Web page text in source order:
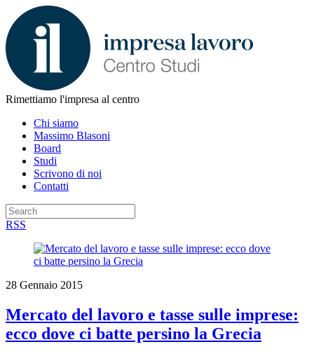
Rimettiamo l'impresa al centro
Chi siamo
Massimo Blasoni
Board
Studi
Scrivono di noi
Contatti
RSS
28 Gennaio 2015
Mercato del lavoro e tasse sulle imprese:
ecco dove ci batte persino la Grecia